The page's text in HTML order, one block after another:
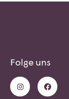
Folge uns